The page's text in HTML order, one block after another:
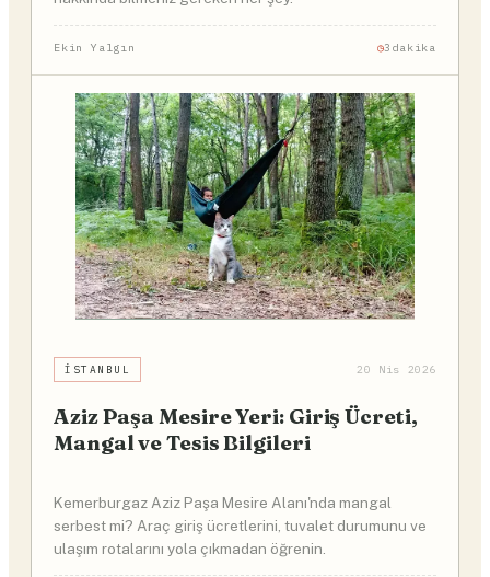
Ekin Yalgın 3dakika
İSTANBUL 20 Nis 2026
Aziz Paşa Mesire Yeri: Giriş Ücreti,
Mangal ve Tesis Bilgileri
Kemerburgaz Aziz Paşa Mesire Alanı'nda mangal
serbest mi? Araç giriş ücretlerini, tuvalet durumunu ve
ulaşım rotalarını yola çıkmadan öğrenin.